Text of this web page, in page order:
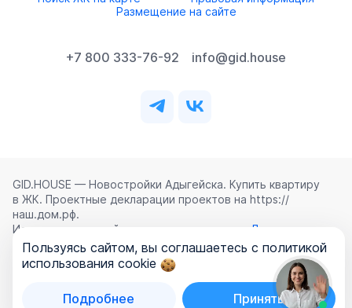
Размещение на сайте
+7 800 333-76-92 info@gid.house
GID.HOUSE — Новостройки Адыгейска. Купить квартиру
в ЖК. Проектные декларации проектов на https://
наш.дом.рф.
Использование сайта означает согласие с
Лицензионным
соглашением
,Политикой конфиденциальностии
Политикой обработки персональных данных
ООО «ГИД.ХАУЗ»
Пользуясь сайтом, вы соглашаетесь с политикой
использования cookie
Подробнее Принять